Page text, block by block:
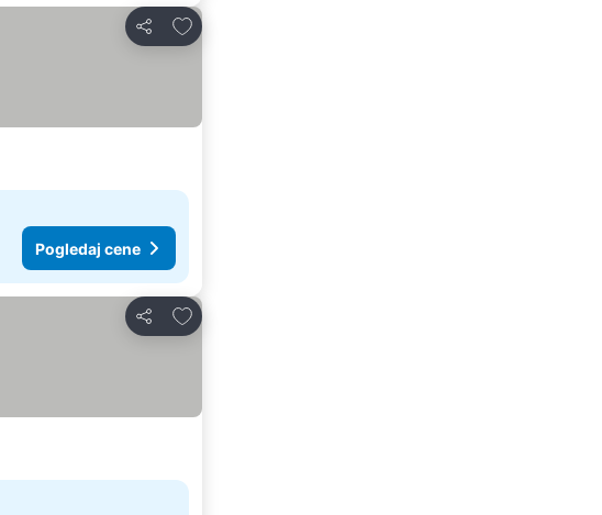
Deli
Dodati u favorite
Pogledaj cene
Deli
Dodati u favorite